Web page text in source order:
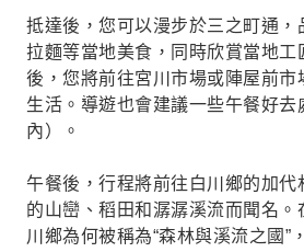
抵達後，您可以漫步於三之町通，
拉麵等當地美食，同時欣賞當地工
後，您將前往宮川市場或陣屋前市
生活。導遊也會建議一些午餐好去
內）。
午餐後，行程將前往白川鄉的加代
的山巒、稻田和潺潺溪流而聞名。
川鄉為何被稱為“森林與溪流之國”